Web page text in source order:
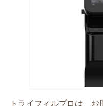
トライフィルプロは、